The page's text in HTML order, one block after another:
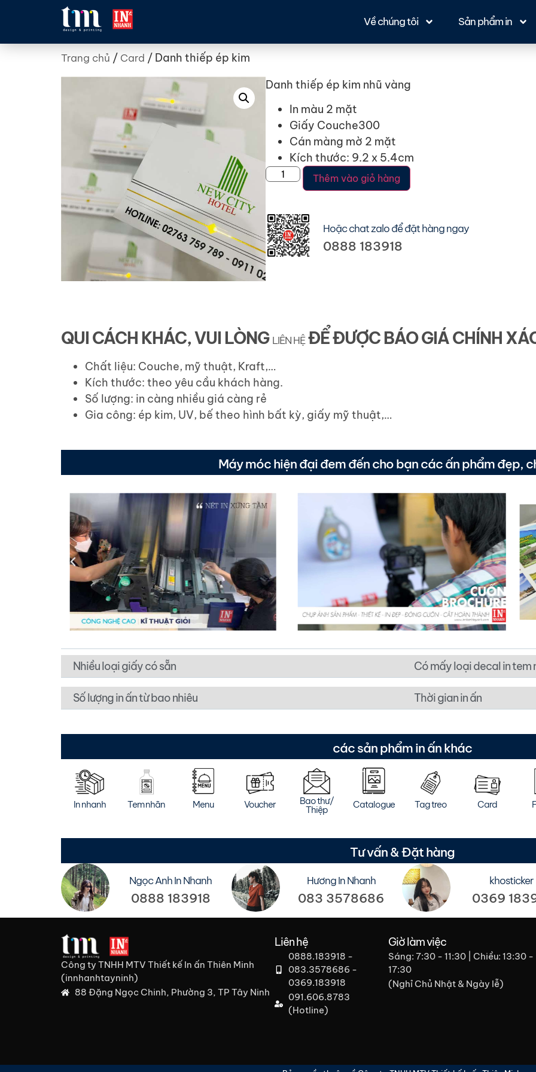
Về chúng tôi Sản phẩm in
Trang chủ / Card / Danh thiếp ép kim
Danh thiếp ép kim nhũ vàng
In màu 2 mặt
Giấy Couche300
Cán màng mờ 2 mặt
Kích thước: 9.2 x 5.4cm
Thêm vào giỏ hàng
Hoặc chat zalo để đặt hàng ngay ​
0888 183918
QUI CÁCH KHÁC, VUI LÒNG LIÊN HỆĐỂ ĐƯỢC BÁO GIÁ CHÍNH
Chất liệu: Couche, mỹ thuật, Kraft,…
Kích thước: theo yêu cầu khách hàng.
Số lượng: in càng nhiều giá càng rẻ
Gia công: ép kim, UV, bế theo hình bất kỳ, giấy mỹ thuật,…
Máy móc hiện đại đem đến cho bạn các ấn phẩm đẹp,
Nhiều loại giấy có sẵn
Số lượng in ấn từ bao nhiêu
Có mấy loại decal in tem
Thời gian in ấn
các sản phẩm in ấn khác
In nhanh Tem nhãn Menu Voucher Bao thư/
Thiệp Catalogue Tag treo Card
Tư vấn & Đặt hàng
Ngọc Anh In Nhanh
0888 183918
Hương In Nhanh
083 3578686
khosticker
0369
Công ty TNHH MTV Thiết kế In ấn Thiên Minh
(innhanhtayninh)
88 Đặng Ngọc Chinh, Phường 3, TP Tây Ninh
Liên hệ
0888.183918 -
083.3578686 -
0369.183918
091.606.8783
(Hotline)
Giờ làm việc
Sáng: 7:30 - 11:30 | Chiều: 13:30 -
17:30
(Nghỉ Chủ Nhật & Ngày lễ)​